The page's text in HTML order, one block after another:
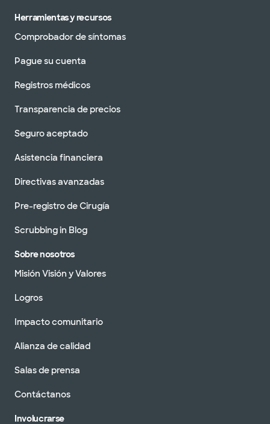
Herramientas y recursos
Comprobador de síntomas
Pague su cuenta
Registros médicos
Transparencia de precios
Seguro aceptado
Asistencia financiera
Directivas avanzadas
Pre-registro de Cirugía
Scrubbing in Blog
Sobre nosotros
Misión Visión y Valores
Logros
Impacto comunitario
Alianza de calidad
Salas de prensa
Contáctanos
Involucrarse